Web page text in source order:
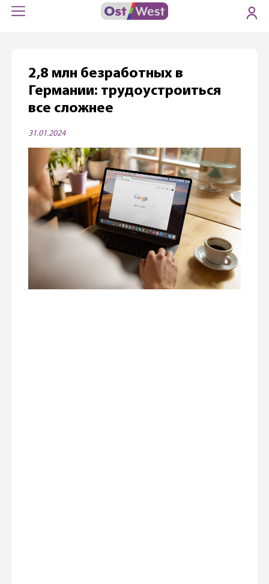
2,8 млн безработных в
Германии: трудоустроиться
все сложнее
31.01.2024